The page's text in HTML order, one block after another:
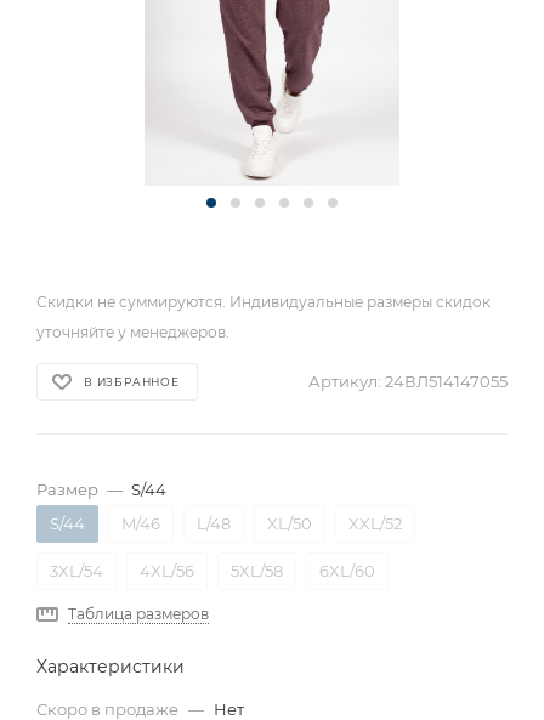
В ИЗБРАННОЕ Артикул: 24ВЛ514147055
Размер — S/44
S/44
M/46 L/48 XL/50 XXL/52
3XL/54 4XL/56 5XL/58 6XL/60
Таблица размеров
Характеристики
Скоро в продаже — Нет
Скидки не суммируются. Индивидуальные размеры скидок
уточняйте у менеджеров.